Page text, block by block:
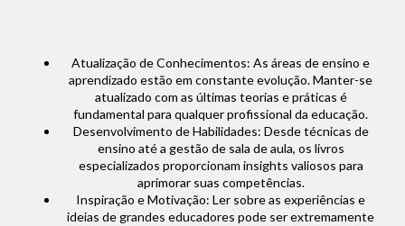
Atualização de Conhecimentos: As áreas de ensino e
aprendizado estão em constante evolução. Manter-se
atualizado com as últimas teorias e práticas é
fundamental para qualquer profissional da educação.
Desenvolvimento de Habilidades: Desde técnicas de
ensino até a gestão de sala de aula, os livros
especializados proporcionam insights valiosos para
aprimorar suas competências.
Inspiração e Motivação: Ler sobre as experiências e
ideias de grandes educadores pode ser extremamente